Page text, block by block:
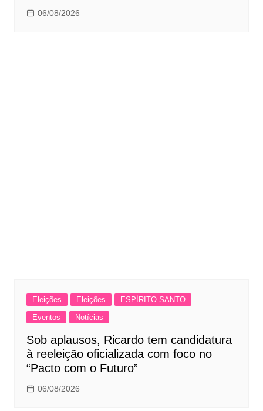
06/08/2026
Eleições Eleições
ESPÍRITO SANTO
Eventos
Notícias
Sob aplausos, Ricardo tem candidatura
à reeleição oficializada com foco no
“Pacto com o Futuro”
06/08/2026